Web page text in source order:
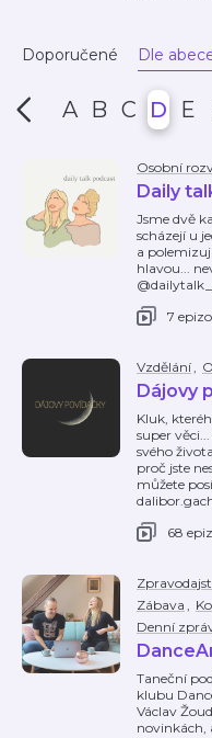
Doporučené Dle
A B C D E
Osobní
Daily
Jsme dvě
scházejí u
a
hlavou...
7
Vzdělání,
Dájovy
Kluk,
super
svého
proč jste
můžete
68
Zábava ,
Denní
Taneční
klubu
Václav
novinkách,